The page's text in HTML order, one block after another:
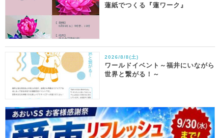
蓮紙でつくる『蓮ワーク』
2026/8/8(土)
ワールドイベント～福井にいながら
世界と繋がる！～